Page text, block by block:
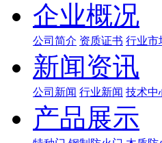
企业概况
公司简介 资质证书 行业市
新闻资讯
公司新闻 行业新闻 技术中
产品展示